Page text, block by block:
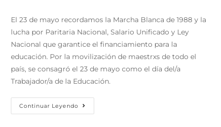
El 23 de mayo recordamos la Marcha Blanca de 1988 y la
lucha por Paritaria Nacional, Salario Unificado y Ley
Nacional que garantice el financiamiento para la
educación. Por la movilización de maestrxs de todo el
país, se consagró el 23 de mayo como el día del/a
Trabajador/a de la Educación.
Continuar Leyendo